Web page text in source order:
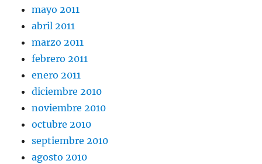
mayo 2011
abril 2011
marzo 2011
febrero 2011
enero 2011
diciembre 2010
noviembre 2010
octubre 2010
septiembre 2010
agosto 2010